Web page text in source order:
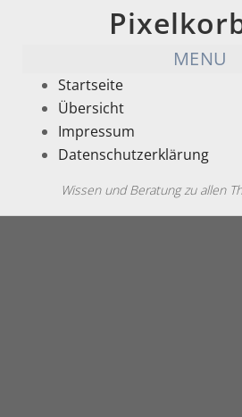
MENU
Startseite
Übersicht
Impressum
Datenschutzerklärung
Wissen und Beratung zu allen